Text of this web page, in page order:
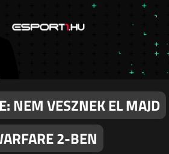
NEM VESZNEK EL MAJD
2-BEN